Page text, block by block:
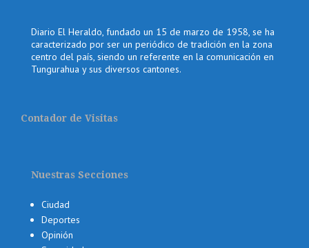
Diario El Heraldo, fundado un 15 de marzo de 1958, se ha
caracterizado por ser un periódico de tradición en la zona
centro del país, siendo un referente en la comunicación en
Tungurahua y sus diversos cantones.
Contador de Visitas
Nuestras Secciones
Ciudad
Deportes
Opinión